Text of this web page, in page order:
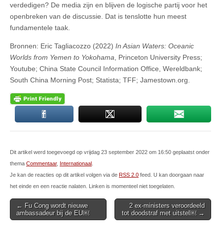
verdedigen? De media zijn en blijven de logische partij voor het
openbreken van de discussie. Dat is tenslotte hun meest
fundamentele taak.
Bronnen: Eric Tagliacozzo (2022) In Asian Waters: Oceanic
Worlds from Yemen to Yokohama , Princeton University Press;
Youtube; China State Council Information Office, Wereldbank;
South China Morning Post; Statista; TFF; Jamestown.org.
Dit artikel werd toegevoegd op vrijdag 23 september 2022 om 16:50 geplaatst onder
thema Commentaar, Internationaal
Je kan de reacties op dit artikel volgen via de RSS 2.0 feed. U kan doorgaan naar
het einde en een reactie nalaten. Linken is momenteel niet toegelaten.
Post
navigation
← Fu Cong wordt nieuwe
ambassadeur bij de EU￼
2 ex-ministers veroordeeld
tot doodstraf met uitstel￼ →